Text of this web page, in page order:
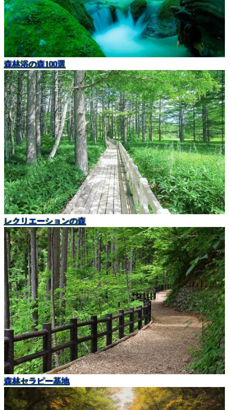
森林浴の森100選
レクリエーションの森
森林セラピー基地